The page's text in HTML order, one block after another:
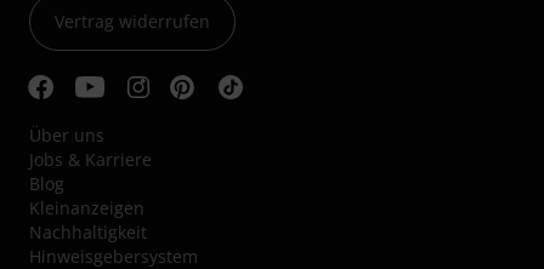
Vertrag widerrufen
Über uns
Jobs & Karriere
Blog
Kleinanzeigen
Nachhaltigkeit
Hinweisgebersystem